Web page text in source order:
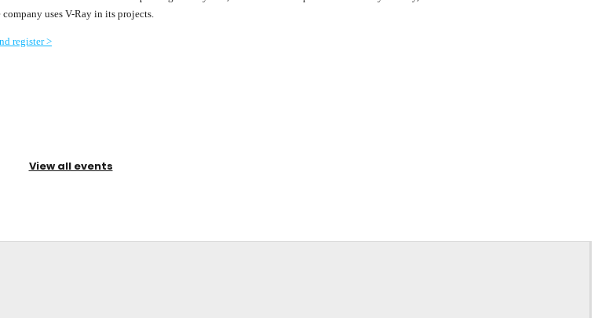
uses V-Ray in its projects.
register >
View all events